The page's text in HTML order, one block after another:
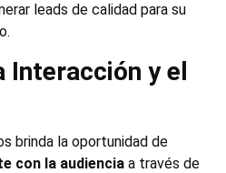
leads de calidad para su
Interacción y el
brinda la oportunidad de
con la audiencia a través de